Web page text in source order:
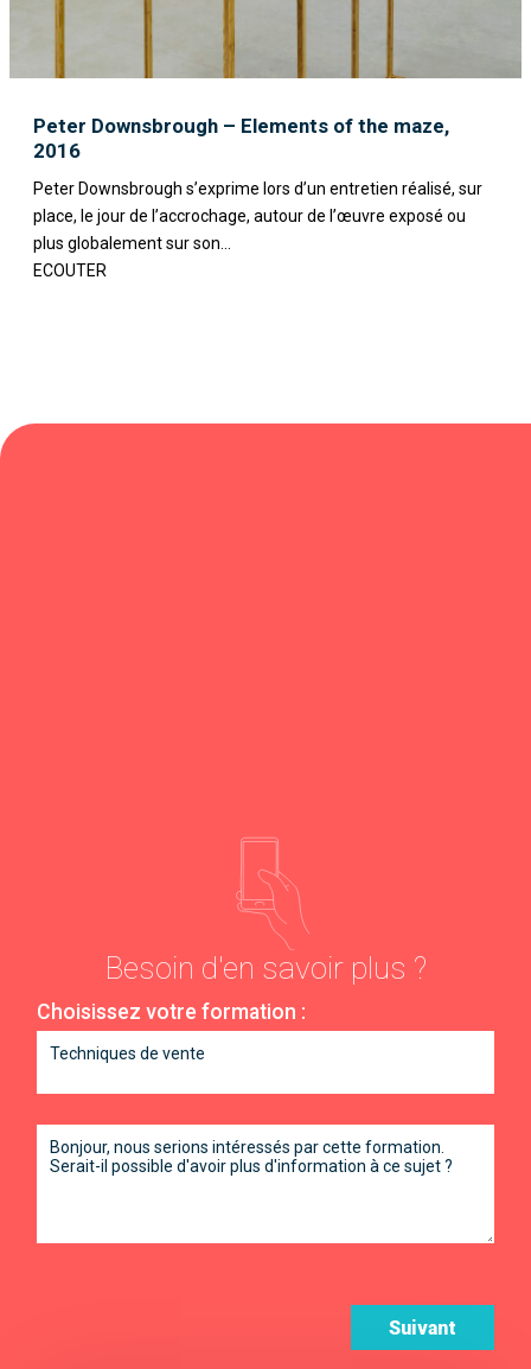
Peter Downsbrough – Elements of the maze,
2016
Peter Downsbrough s’exprime lors d’un entretien réalisé, sur
place, le jour de l’accrochage, autour de l’œuvre exposé ou
plus globalement sur son...
ECOUTER
Besoin d'en savoir plus ?
Choisissez votre formation :
Suivant